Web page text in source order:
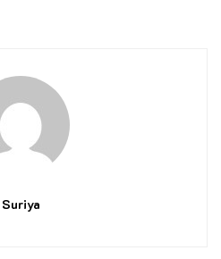
Suriya